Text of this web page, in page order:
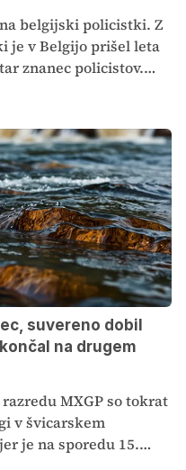
belgijski policistki. Z
je v Belgijo prišel leta
znanec policistov.
suvereno dobil
na drugem
MXGP so tokrat
v švicarskem
je na sporedu 15.